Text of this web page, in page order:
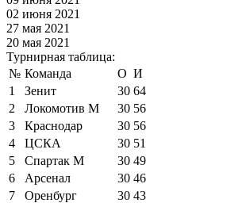
02 июня 2021
27 мая 2021
20 мая 2021
Турнирная таблица:
№ Команда О И
1
Зенит 30 64
2
Локомотив М 30 56
3
Краснодар 30 56
4
ЦСКА 30 51
5
Спартак М 30 49
6
Арсенал 30 46
7
Оренбург 30 43